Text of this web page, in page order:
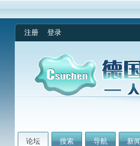
注册 登录
论坛 搜索 导航 新